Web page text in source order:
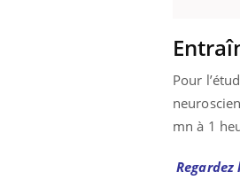
Pour
mn à 1
Carence en fer :
Youtube
Fatigue, irritabilité,
carence en fer sont